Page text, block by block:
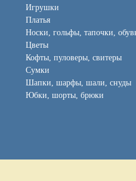
Игрушки
Платья
Носки, гольфы, тапочки,
Цветы
Кофты, пуловеры, свитеры
Сумки
Шапки, шарфы, шали, снуды
Юбки, шорты, брюки